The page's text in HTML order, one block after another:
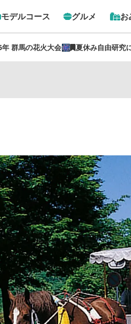
モデルコース グルメ お
年 群馬の花火大会🎆 夏休み自由研究